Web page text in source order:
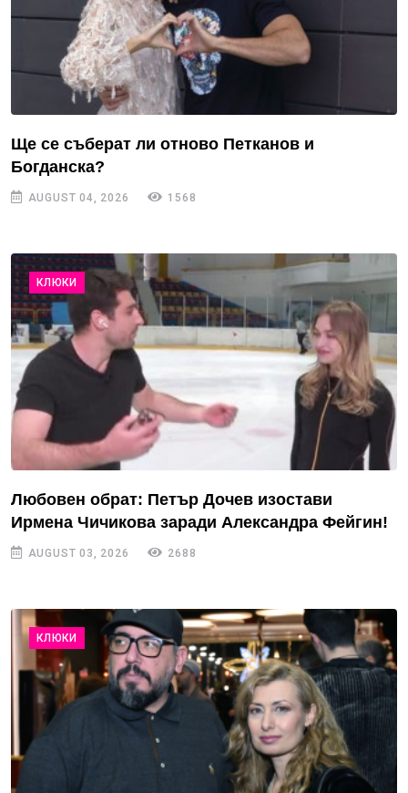
Ще се съберат ли отново Петканов и
Богданска?
AUGUST 04, 2026 1568
КЛЮКИ
Любовен обрат: Петър Дочев изостави
Ирмена Чичикова заради Александра Фейгин!
AUGUST 03, 2026 2688
КЛЮКИ